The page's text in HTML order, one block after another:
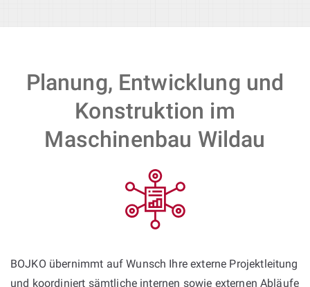
Planung, Entwicklung und
Konstruktion im
Maschinenbau Wildau
BOJKO übernimmt auf Wunsch Ihre externe Projektleitung
und koordiniert sämtliche internen sowie externen Abläufe